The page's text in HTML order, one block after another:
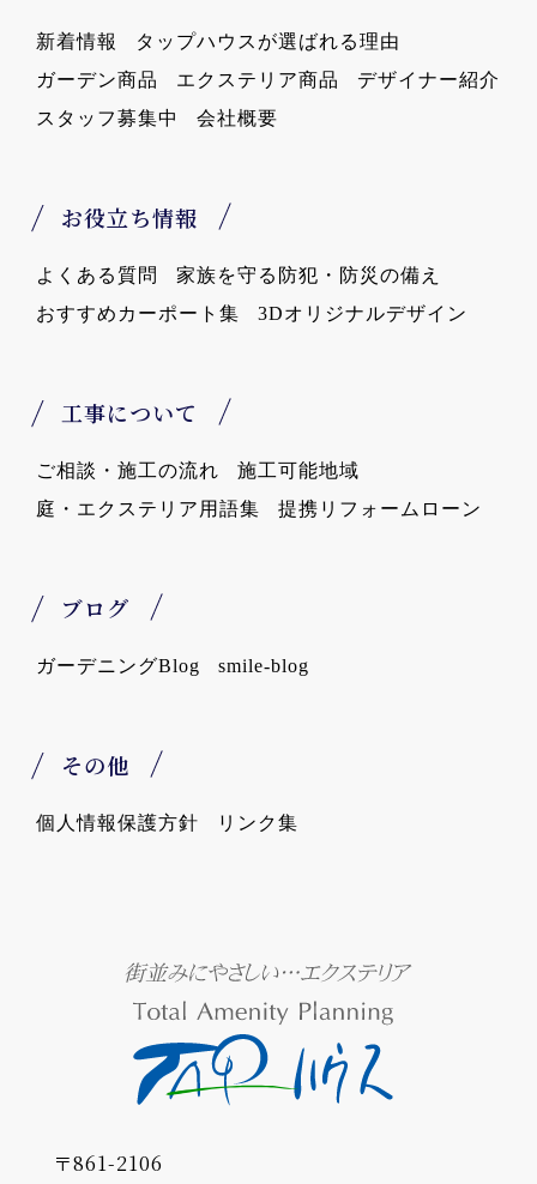
新着情報
タップハウスが選ばれる理由
ガーデン商品
エクステリア商品
デザイナー紹介
スタッフ募集中
会社概要
お役立ち情報
よくある質問
家族を守る防犯・防災の備え
おすすめカーポート集
3Dオリジナルデザイン
工事について
ご相談・施工の流れ
施工可能地域
庭・エクステリア用語集
提携リフォームローン
ブログ
ガーデニングBlog smile-blog
その他
個人情報保護方針 リンク集
〒861-2106